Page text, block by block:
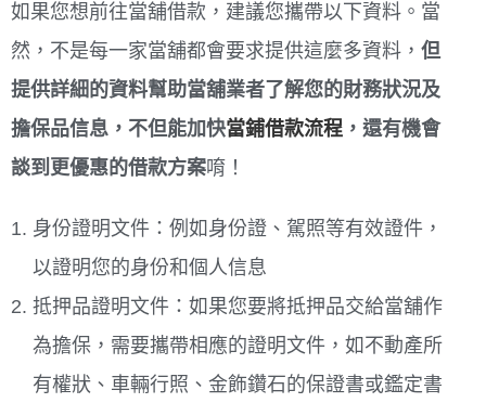
如果您想前往當舖借款，建議您攜帶以下資料。當
然，不是每一家當舖都會要求提供這麼多資料， 但
提供詳細的資料幫助當舖業者了解您的財務狀況及
擔保品信息，不但能加快當鋪借款流程 ，還有機會
談到更優惠的借款方案唷！
身份證明文件：例如身份證、駕照等有效證件，
以證明您的身份和個人信息
抵押品證明文件：如果您要將抵押品交給當舖作
為擔保，需要攜帶相應的證明文件，如不動產所
有權狀、車輛行照、金飾鑽石的保證書或鑑定書